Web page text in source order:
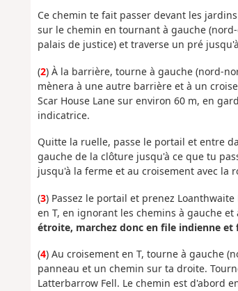
Ce chemin te fait passer devant les
sur le chemin en tournant à gauche
palais de justice) et traverse un pré
(2) À la barrière, tourne à gauche (nord-
mènera à une autre barrière et à un
Scar House Lane sur environ 60 m, en
indicatrice.
Quitte la ruelle, passe le portail et entre
gauche de la clôture jusqu'à ce que tu
jusqu'à la ferme et au croisement avec la
(3) Passez le portail et prenez
en T, en ignorant les chemins à gauche et
étroite, marchez donc en file indienne
(4) Au croisement en T, tourne à gauche
panneau et un chemin sur ta droite.
Latterbarrow Fell. Le chemin est d'abord